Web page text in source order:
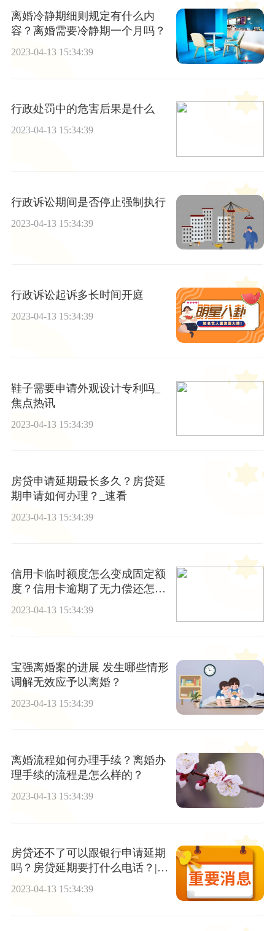
离婚冷静期细则规定有什么内
容？离婚需要冷静期一个月吗？
2023-04-13 15:34:39
行政处罚中的危害后果是什么
2023-04-13 15:34:39
行政诉讼期间是否停止强制执行
2023-04-13 15:34:39
行政诉讼起诉多长时间开庭
2023-04-13 15:34:39
鞋子需要申请外观设计专利吗_
焦点热讯
2023-04-13 15:34:39
房贷申请延期最长多久？房贷延
期申请如何办理？_速看
2023-04-13 15:34:39
信用卡临时额度怎么变成固定额
度？信用卡逾期了无力偿还怎么
办
2023-04-13 15:34:39
宝强离婚案的进展 发生哪些情形
调解无效应予以离婚？
2023-04-13 15:34:39
离婚流程如何办理手续？离婚办
理手续的流程是怎么样的？
2023-04-13 15:34:39
房贷还不了可以跟银行申请延期
吗？房贷延期要打什么电话？|天
天热文
2023-04-13 15:34:39